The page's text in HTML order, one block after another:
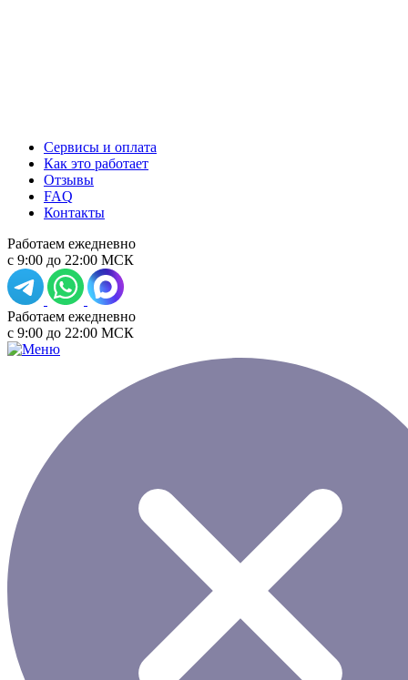
Сервисы и оплата
Как это работает
Отзывы
FAQ
Контакты
Работаем ежедневно
с 9:00 до 22:00 МСК
Работаем ежедневно
с 9:00 до 22:00 МСК